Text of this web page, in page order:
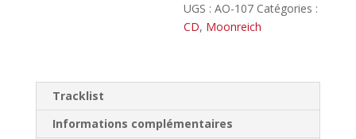
UGS :AO-107 Catégories :
CD, Moonreich
Tracklist
Informations complémentaires